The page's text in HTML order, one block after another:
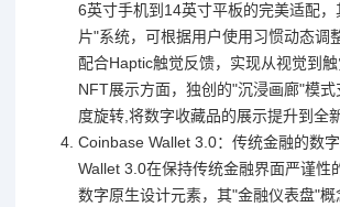
6英寸手机到14英寸平板的完美适配
片"系统，可根据用户使用习惯动态调
配合Haptic触觉反馈，实现从视觉到
NFT展示方面，独创的"沉浸画廊"模
度旋转,将数字收藏品的展示提升到全
Coinbase Wallet 3.0：传统金融的数
Wallet 3.0在保持传统金融界面严谨性
数字原生设计元素，其"金融仪表盘"